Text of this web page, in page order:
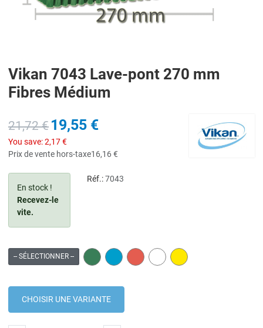
Vikan 7043 Lave-pont 270 mm
Fibres Médium
21,72 € 19,55 €
You save:2,17 €
Prix de vente hors-taxe16,16 €
En stock !
Recevez-le
vite.
Réf.:7043
-- SÉLECTIONNER -- GREEN BLUE RED WHITE YELLOW